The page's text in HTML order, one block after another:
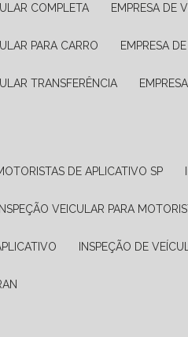
COMPLETA EMPRESA DE
PARA CARRO EMPRESA
TRANSFERÊNCIA
DE APLICATIVO SP
INSPEÇÃO VEICULAR PARA
INSPEÇÃO DE